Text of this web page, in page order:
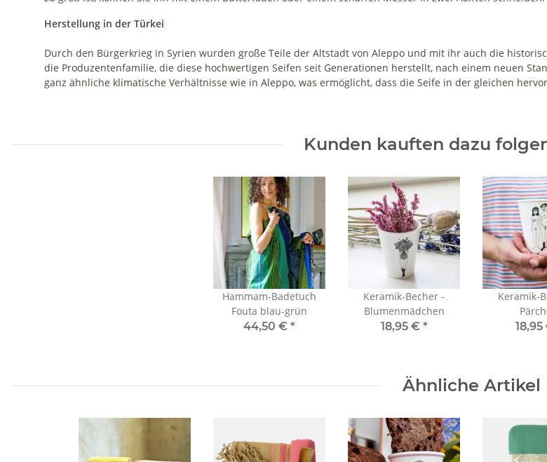
Herstellung in der Türkei
Durch den Bürgerkrieg in Syrien wurden große Teile der Altstadt von Aleppo und mit ihr auch die
die Produzentenfamilie, die diese hochwertigen Seifen seit Generationen herstellt, nach einem neuen
ganz ähnliche klimatische Verhältnisse wie in Aleppo, was ermöglicht, dass die Seife in der gleichen
Kunden kauften dazu
Hammam-Badetuch
Fouta blau-grün
44,50 € *
Keramik-Becher -
Blumenmädchen
18,95 € *
Keramik-
Ähnliche Artikel